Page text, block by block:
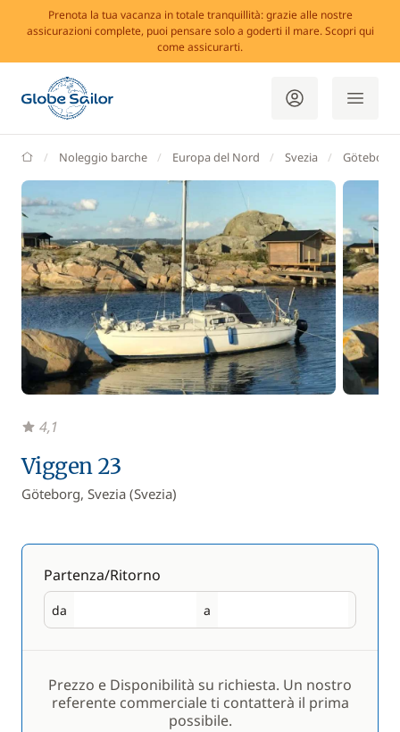
Prenota la tua vacanza in totale tranquillità: grazie alle nostre
assicurazioni complete, puoi pensare solo a goderti il mare. Scopri qui
come assicurarti.
GlobeSailor
Noleggio barche Europa del Nord Svezia Göteborg
Viggen 23
Göteborg, Svezia (Svezia)
4,1
Partenza/Ritorno
da
Partenza a
Ritorno
Prezzo e Disponibilità su richiesta. Un nostro
referente commerciale ti contatterà il prima
possibile.